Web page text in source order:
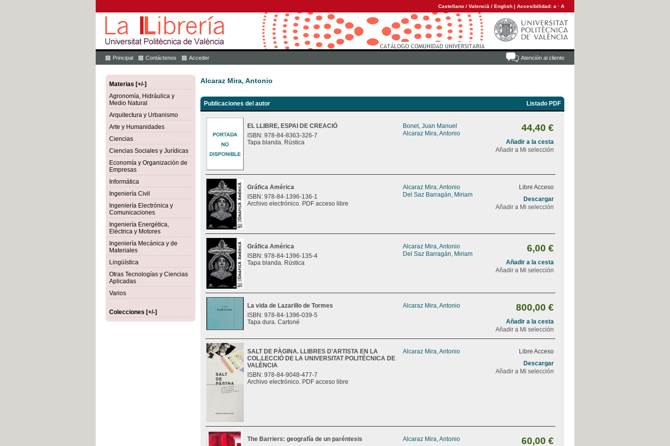
Castellano / Valencià / English | Accesibilidad: a · A
Atención al cliente
Principal Contáctenos Acceder
Materias [+/-]
Agronomía, Hidráulica y
Medio Natural
Arquitectura y Urbanismo
Arte y Humanidades
Ciencias
Ciencias Sociales y Jurídicas
Economía y Organización de
Empresas
Informática
Ingeniería Civil
Ingeniería Electrónica y
Comunicaciones
Ingeniería Energética,
Eléctrica y Motores
Ingeniería Mecánica y de
Materiales
Lingüística
Otras Tecnologías y Ciencias
Aplicadas
Varios
Colecciones [+/-]
Alcaraz Mira, Antonio
Publicaciones del autor Listado PDF
EL LLIBRE, ESPAI DE CREACIÓ
ISBN: 978-84-8363-326-7
Tapa blanda. Rústica
Bonet, Juan Manuel
Alcaraz Mira, Antonio
44,40 €
Añadir a la cesta
Añadir a Mi selección
Gráfica América
ISBN: 978-84-1396-136-1
Archivo electrónico. PDF acceso libre
Alcaraz Mira, Antonio
Del Saz Barragán, Miriam
Libre Acceso
Descargar
Añadir a Mi selección
Gráfica América
ISBN: 978-84-1396-135-4
Tapa blanda. Rústica
Alcaraz Mira, Antonio
Del Saz Barragán, Miriam
6,00 €
Añadir a la cesta
Añadir a Mi selección
La vida de Lazarillo de Tormes
ISBN: 978-84-1396-039-5
Tapa dura. Cartoné
Alcaraz Mira, Antonio 800,00 €
Añadir a la cesta
Añadir a Mi selección
SALT DE PÀGINA. LLIBRES D'ARTISTA EN LA
COL.LECCIÓ DE LA UNIVERSITAT POLITÉCNICA DE
VALÈNCIA
ISBN: 978-84-9048-477-7
Archivo electrónico. PDF acceso libre
Alcaraz Mira, Antonio
Libre Acceso
Descargar
Añadir a Mi selección
The Barriers: geografía de un paréntesis
Alcaraz Mira, Antonio 60,00 €